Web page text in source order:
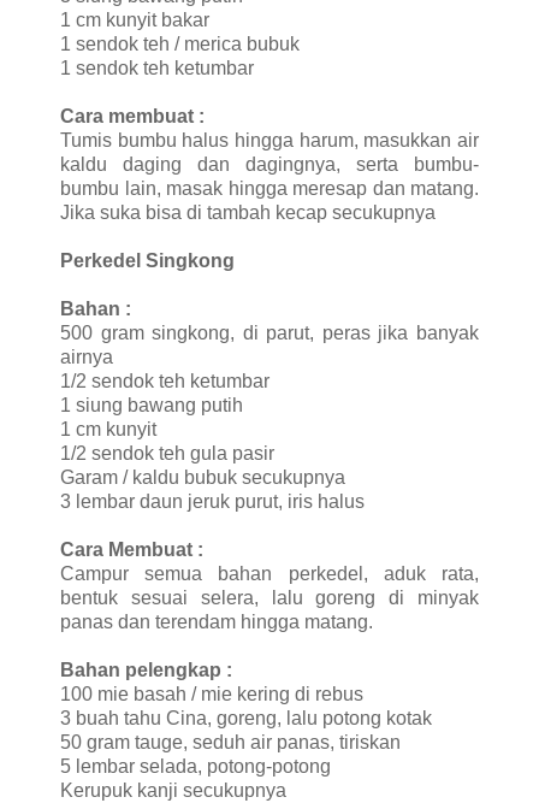
1 cm kunyit bakar
1 sendok teh / merica bubuk
1 sendok teh ketumbar
Cara membuat :
Tumis bumbu halus hingga harum, masukkan air
kaldu daging dan dagingnya, serta bumbu-
bumbu lain, masak hingga meresap dan matang.
Jika suka bisa di tambah kecap secukupnya
Perkedel Singkong
Bahan :
500 gram singkong, di parut, peras jika banyak
airnya
1/2 sendok teh ketumbar
1 siung bawang putih
1 cm kunyit
1/2 sendok teh gula pasir
Garam / kaldu bubuk secukupnya
3 lembar daun jeruk purut, iris halus
Cara Membuat :
Campur semua bahan perkedel, aduk rata,
bentuk sesuai selera, lalu goreng di minyak
panas dan terendam hingga matang.
Bahan pelengkap :
100 mie basah / mie kering di rebus
3 buah tahu Cina, goreng, lalu potong kotak
50 gram tauge, seduh air panas, tiriskan
5 lembar selada, potong-potong
Kerupuk kanji secukupnya